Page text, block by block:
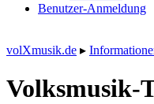
Benutzer-Anmeldung
volXmusik.de ▸
Volksmusik-